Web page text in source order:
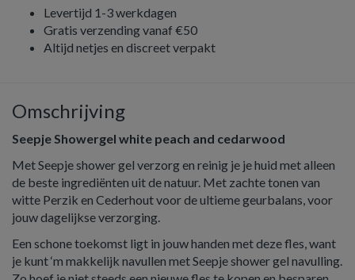
Levertijd 1-3 werkdagen
Gratis verzending vanaf €50
Altijd netjes en discreet verpakt
Omschrijving
Seepje Showergel white peach and cedarwood
Met Seepje shower gel verzorg en reinig je je huid met alleen
de beste ingrediënten uit de natuur. Met zachte tonen van
witte Perzik en Cederhout voor de ultieme geurbalans, voor
jouw dagelijkse verzorging.
Een schone toekomst ligt in jouw handen met deze fles, want
je kunt ‘m makkelijk navullen met Seepje shower gel navulling.